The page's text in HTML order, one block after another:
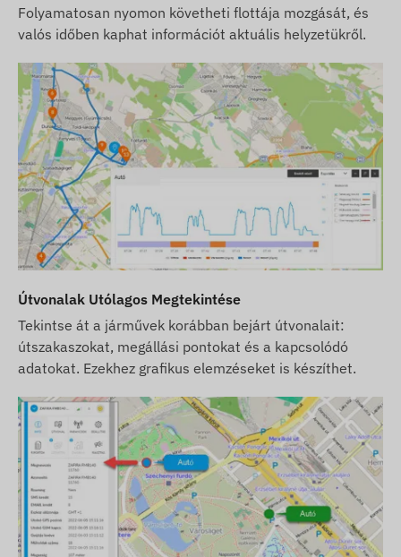
Franciaország, Németország, Gibraltár, Nagy-
Britannia, Görögország, Grönland, Grenada,
Izland, India, Indonézia, Írország, Man-sziget,
Izrael, Olaszország, Jersey, Jordánia, Kazahsztán,
Koszovó, Kirgizisztán, Lettország, Liechtenstein,
Litvánia, Luxemburg, Malajzia, Málta, Mexikó,
Moldova, Monaco, Mongólia, Montenegró,
Montserrat, Hollandia, Új-Zéland, Észak-
Macedónia, Norvégia, Omán, Palesztina
Szultanátus, Paraguay, Peru, Fülöp-szigetek,
Lengyelország, Portugália, Románia, Oroszország,
Grenadine-szigetek, Szerbia, Szlovák Köztársaság,
Szlovénia, Dél-Afrika, Spanyolország, Srí Lanka,
Svédország, Svájc, Thaiföld, Tunézia, Törökország,
Turks- és Caicos-szigetek, Ukrajna, Egyesült Arab
Emírségek, USA, Vietnam, Hongkong.
Szoftver előfizetés esetén, amennyiben az email
típusú értesítések mellett szoftverünk SMS
riasztási szolgáltatását is igénybe kívánja venni,
vásároljon SMS kreditkártyát is, melyet
webáruházunkban, a készülékhez kapcsolódó
termékek között talál.
Folyamatosan nyomon követheti flottája mozgását, és
valós időben kaphat információt aktuális helyzetükről.
Útvonalak Utólagos Megtekintése
Tekintse át a járművek korábban bejárt útvonalait:
útszakaszokat, megállási pontokat és a kapcsolódó
adatokat. Ezekhez grafikus elemzéseket is készíthet.